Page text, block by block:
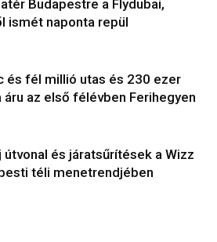
Budapestre a Flydubai,
ismét naponta repül
és fél millió utas és 230 ezer
áru az első félévben Ferihegyen
útvonal és járatsűrítések a Wizz
téli menetrendjében